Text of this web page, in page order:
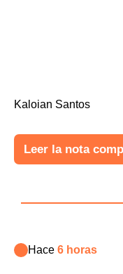
Kaloian Santos
Leer la nota
Hace 6 horas